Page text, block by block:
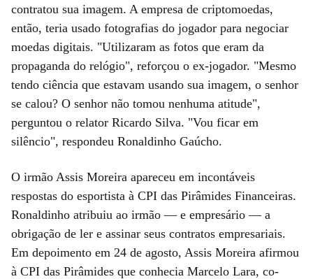
contratou sua imagem. A empresa de criptomoedas,
então, teria usado fotografias do jogador para negociar
moedas digitais. "Utilizaram as fotos que eram da
propaganda do relógio", reforçou o ex-jogador. "Mesmo
tendo ciência que estavam usando sua imagem, o senhor
se calou? O senhor não tomou nenhuma atitude",
perguntou o relator Ricardo Silva. "Vou ficar em
silêncio", respondeu Ronaldinho Gaúcho.
O irmão Assis Moreira apareceu em incontáveis
respostas do esportista à CPI das Pirâmides Financeiras.
Ronaldinho atribuiu ao irmão — e empresário — a
obrigação de ler e assinar seus contratos empresariais.
Em depoimento em 24 de agosto, Assis Moreira afirmou
à CPI das Pirâmides que conhecia Marcelo Lara, co-